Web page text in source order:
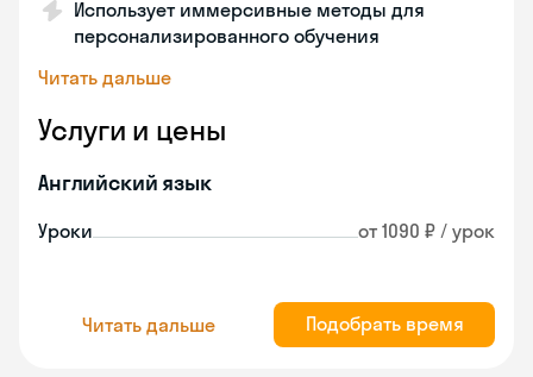
Использует иммерсивные методы для
персонализированного обучения
Читать дальше
Услуги и цены
Английский язык
Уроки от 1090 ₽ / урок
Читать дальше Подобрать время